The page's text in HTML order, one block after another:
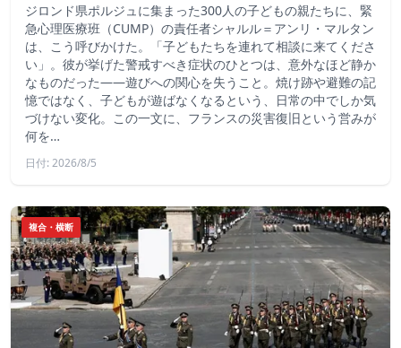
ジロンド県ポルジュに集まった300人の子どもの親たちに、緊
急心理医療班（CUMP）の責任者シャルル＝アンリ・マルタン
は、こう呼びかけた。「子どもたちを連れて相談に来てくださ
い」。彼が挙げた警戒すべき症状のひとつは、意外なほど静か
なものだった――遊びへの関心を失うこと。焼け跡や避難の記
憶ではなく、子どもが遊ばなくなるという、日常の中でしか気
づけない変化。この一文に、フランスの災害復旧という営みが
何を…
日付: 2026/8/5
複合・横断